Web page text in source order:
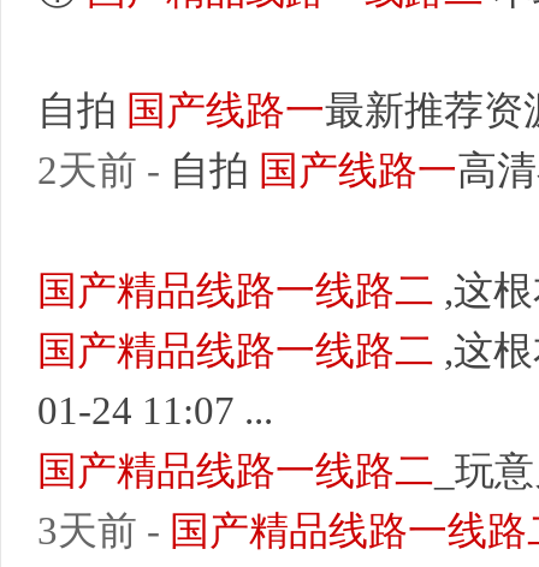
自拍 国产线路一最新推荐资
2天前 - 自拍 国产线路一高
国产精品线路一线路二 ,这
国产精品线路一线路二 ,这
01-24 11:07 ...
国产精品线路一线路二 _玩
3天前 - 国产精品线路一线路